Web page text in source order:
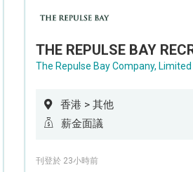
The Repulse Bay Company, Limited
香港 > 其他
薪金面議
刊登於 23小時前